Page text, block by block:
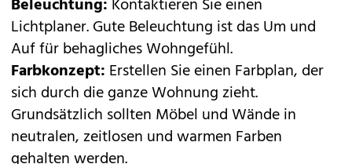
Beleuchtung: Kontaktieren Sie einen
Lichtplaner. Gute Beleuchtung ist das Um und
Auf für behagliches Wohngefühl.
Farbkonzept: Erstellen Sie einen Farbplan, der
sich durch die ganze Wohnung zieht.
Grundsätzlich sollten Möbel und Wände in
neutralen, zeitlosen und warmen Farben